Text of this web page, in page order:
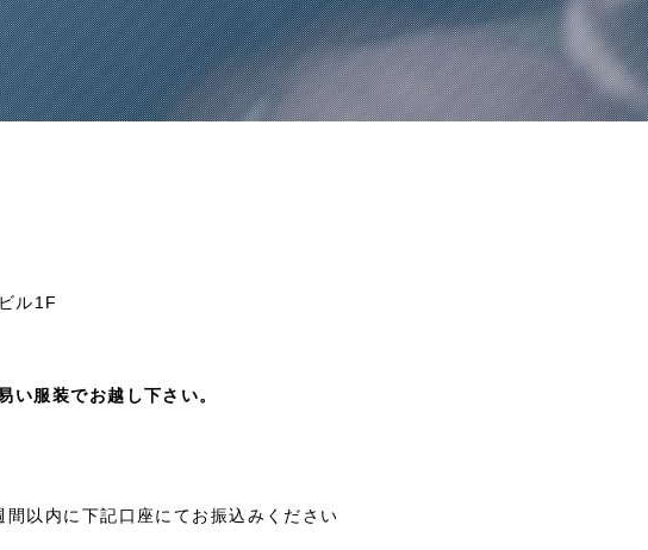
ル1F
服装でお越し下さい。
以内に下記口座にてお振込みください